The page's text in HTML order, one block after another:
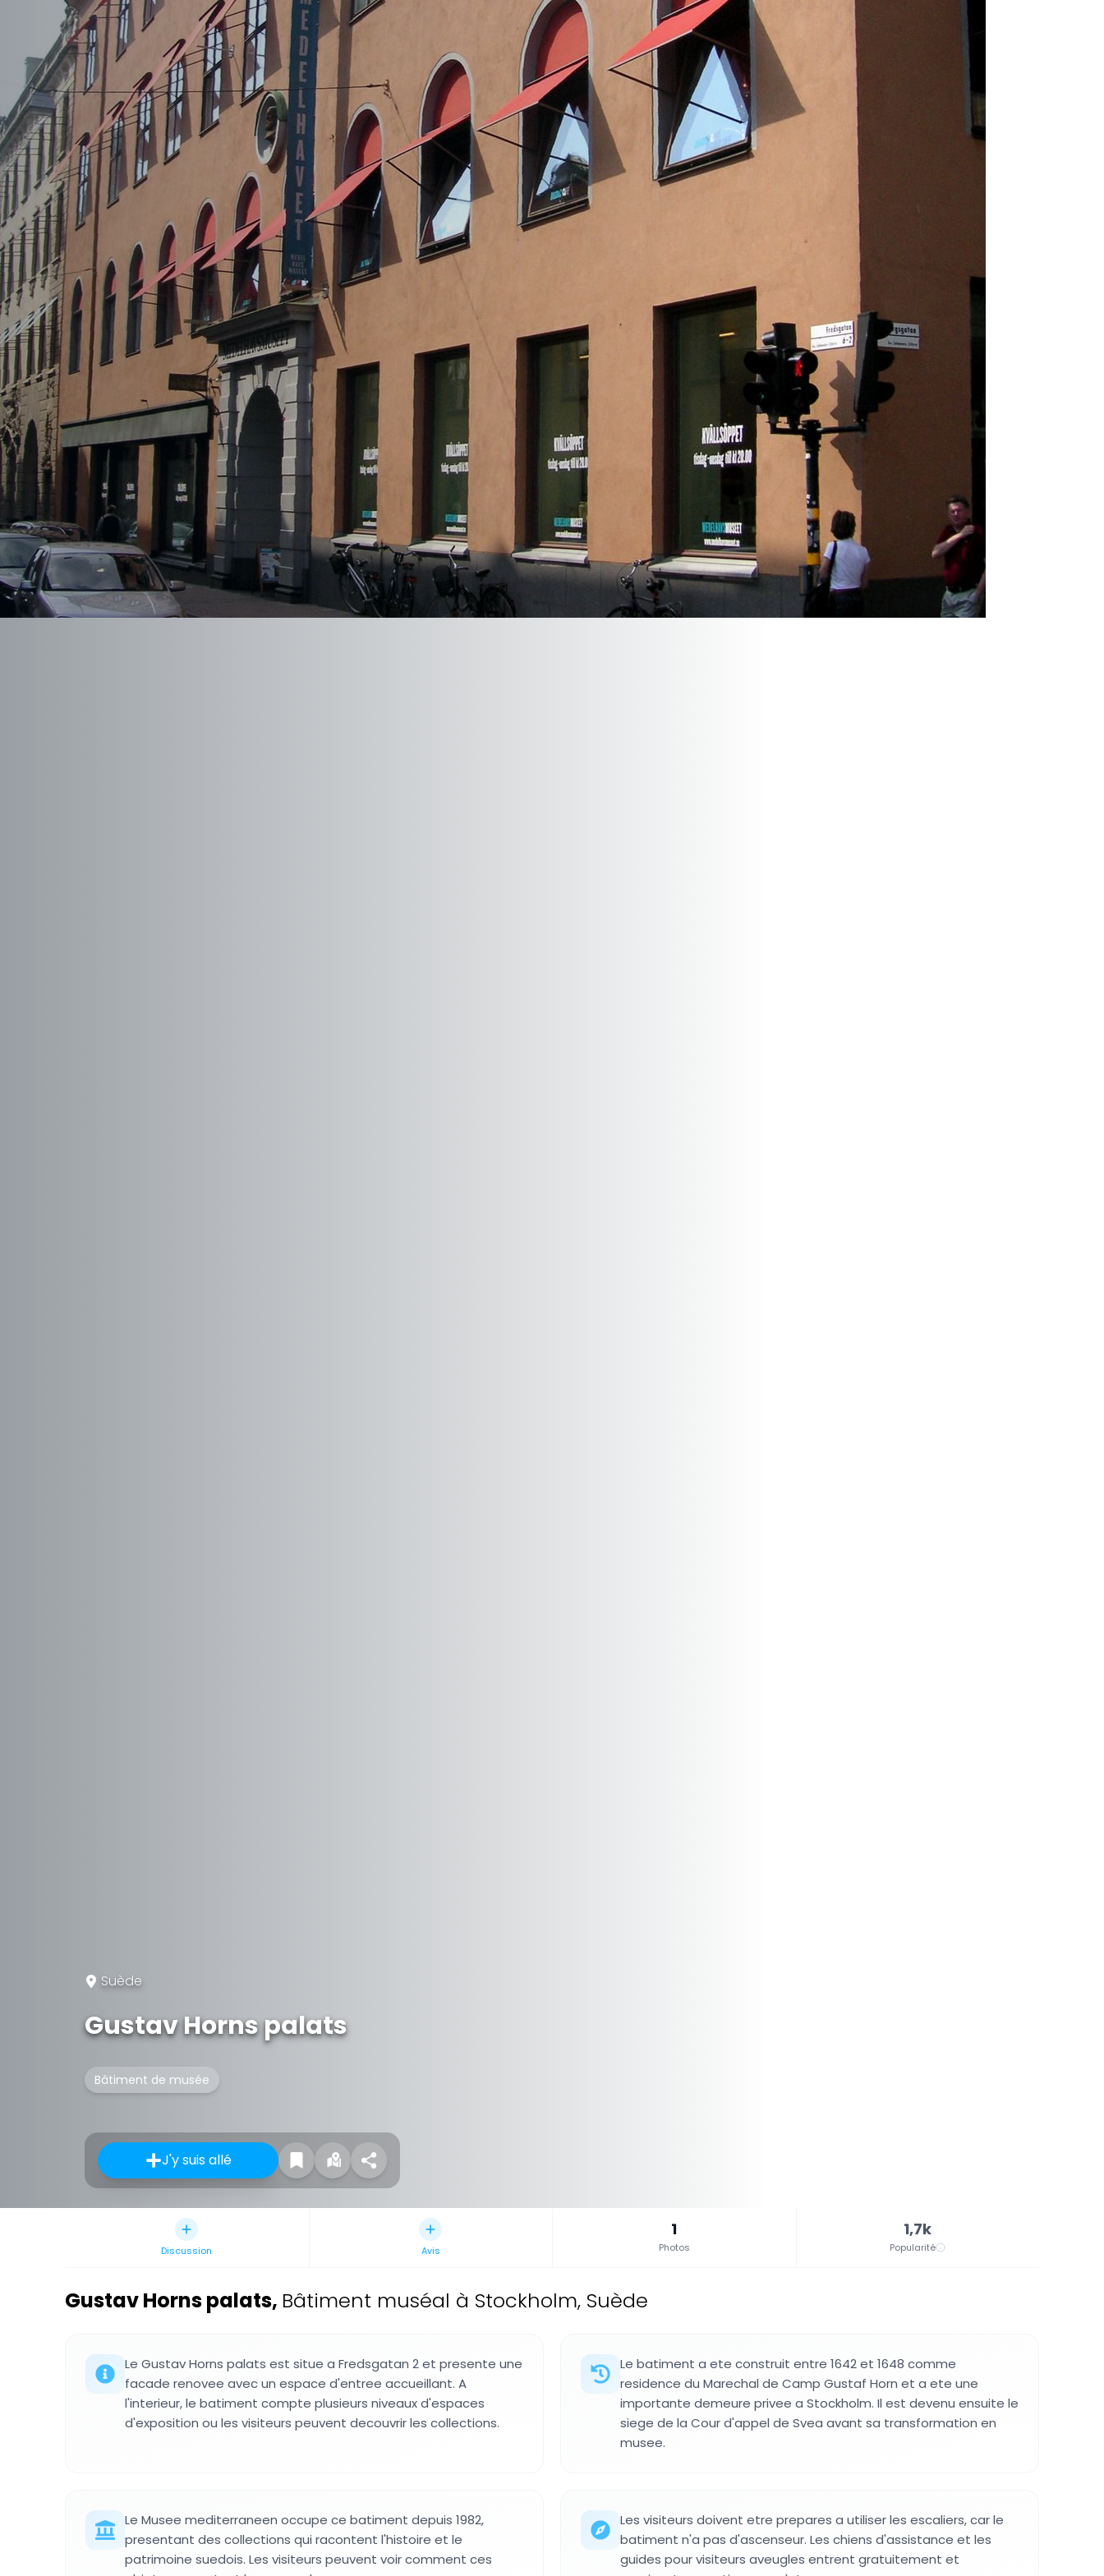
Suède
Gustav Horns palats
Bâtiment de musée
J'y suis allé
Discussion Avis
1
Photos
1,7k
Popularité
Gustav Horns palats, Bâtiment muséal à Stockholm, Suède
Le Gustav Horns palats est situe a Fredsgatan 2 et presente une
facade renovee avec un espace d'entree accueillant. A
l'interieur, le batiment compte plusieurs niveaux d'espaces
d'exposition ou les visiteurs peuvent decouvrir les collections.
Le batiment a ete construit entre 1642 et 1648 comme
residence du Marechal de Camp Gustaf Horn et a ete une
importante demeure privee a Stockholm. Il est devenu ensuite le
siege de la Cour d'appel de Svea avant sa transformation en
musee.
Le Musee mediterraneen occupe ce batiment depuis 1982,
presentant des collections qui racontent l'histoire et le
patrimoine suedois. Les visiteurs peuvent voir comment ces
Les visiteurs doivent etre prepares a utiliser les escaliers, car le
batiment n'a pas d'ascenseur. Les chiens d'assistance et les
guides pour visiteurs aveugles entrent gratuitement et